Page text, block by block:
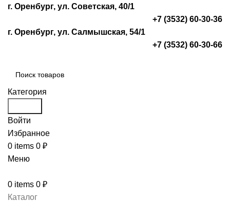
г. Оренбург, ул. Советская, 40/1
+7 (3532) 60-30-36
г. Оренбург, ул. Салмышская, 54/1
+7 (3532) 60-30-66
Категория
Войти
Избранное
0 items 0 ₽
Меню
0 items 0 ₽
Каталог